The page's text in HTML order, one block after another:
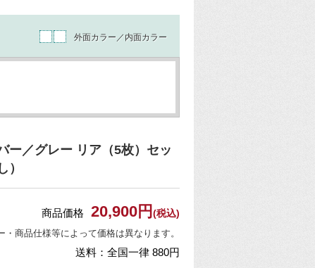
外面カラー／内面カラー
ー／グレー リア（5枚）セッ
）
商品価格 20,900円 (税込)
・商品仕様等によって価格は異なります。
送料：全国一律 880円